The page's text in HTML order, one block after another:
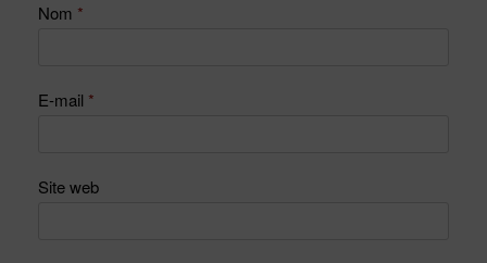
Nom *
E-mail *
Site web